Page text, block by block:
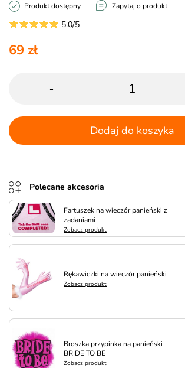
Produkt dostępny Zapytaj o produkt
5.0/5
69 zł
-
Dodaj do koszyka
Polecane akcesoria
Fartuszek na wieczór panieński z
zadaniami
Zobacz produkt
Rękawiczki na wieczór panieński
Zobacz produkt
Broszka przypinka na panieński
BRIDE TO BE
Zobacz produkt